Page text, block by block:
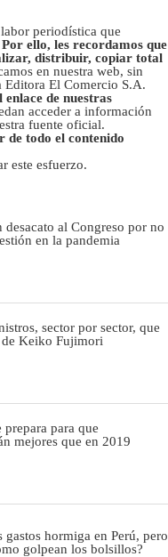
periodística que
Por ello, les recordamos que
distribuir, copiar total
en nuestra web, sin
Editora El Comercio S.A.
de nuestras
acceder a información
fuente oficial.
de todo el contenido
este esfuerzo.
desacato al Congreso por no
en la pandemia
sector por sector, que
Keiko Fujimori
para que
mejores que en 2019
gastos hormiga en Perú, pero
golpean los bolsillos?